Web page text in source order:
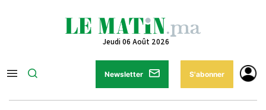
Jeudi 06 Août 2026
Newsletter S'abonner